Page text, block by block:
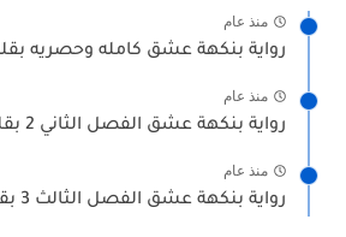
منذ عام
رواية بنكهة عشق كامله وحصريه
منذ عام
رواية بنكهة عشق الفصل الثاني 2 بقلم عائشة حسين
منذ عام
رواية بنكهة عشق الفصل الثالث 3 بقلم عائشة حسين